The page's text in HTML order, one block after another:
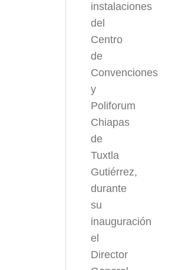
instalaciones
del
Centro
de
Convenciones
y
Poliforum
Chiapas
de
Tuxtla
Gutiérrez,
durante
su
inauguración
el
Director